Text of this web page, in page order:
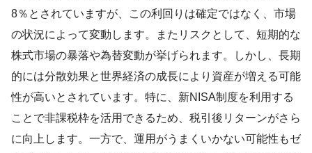
8％とされていますが、この利回りは確定ではなく、市場
の状況によって変動します。またリスクとして、短期的な
株式市場の暴落や為替変動が挙げられます。しかし、長期
的には分散効果と世界経済の成長により資産が増える可能
性が高いとされています。特に、新NISA制度を利用する
ことで非課税枠を活用できるため、税引後リターンがさら
に向上します。一方で、運用がうまくいかない可能性もゼ